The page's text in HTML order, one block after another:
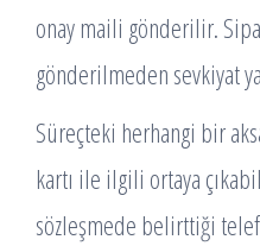
onay maili gönderilir.
gönderilmeden sevkiyat
Süreçteki herhangi bir
kartı ile ilgili ortaya
sözleşmede belirttiği